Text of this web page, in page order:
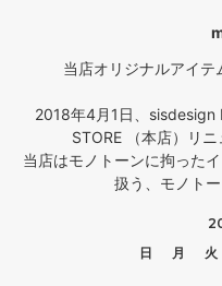
当店オリジナルアイテ
2018年4月1日、sisdesign
STORE （本店）リニ
当店はモノトーンに拘った
扱う、モノト
日
月 火